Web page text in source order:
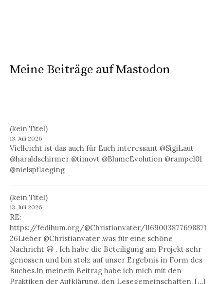
Meine Beiträge auf Mastodon
(kein Titel)
13. Juli 2026
Vielleicht ist das auch für Euch interessant @SigiLaut
@haraldschirmer @timovt @BlumeEvolution @rampel01
@nielspflaeging
(kein Titel)
13. Juli 2026
RE:
https://fedihum.org/@Christianvater/1169003877698871
26Lieber @Christianvater ,was für eine schöne
Nachricht 😃 . Ich habe die Beteiligung am Projekt sehr
genossen und bin stolz auf unser Ergebnis in Form des
Buches.In meinem Beitrag habe ich mich mit den
Praktiken der Aufklärung, den Lesegemeinschaften, […]